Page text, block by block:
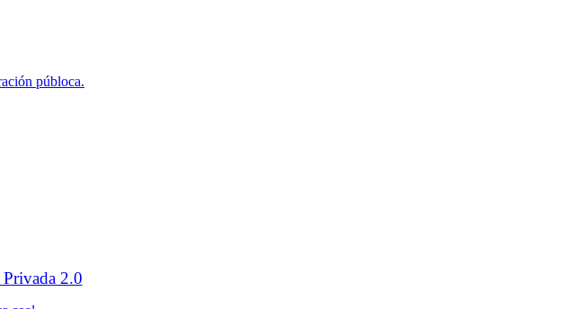
públoca.
Privada 2.0